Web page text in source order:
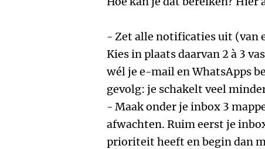
- Zet alle notificaties uit (van
Kies in plaats daarvan 2 à 3
wél je e-mail en WhatsApps
gevolg: je schakelt veel
- Maak onder je inbox 3
afwachten. Ruim eerst je
prioriteit heeft en begin dan